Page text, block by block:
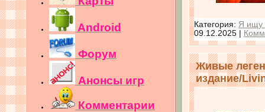
Android
Форум
Анонсы игр
Комментарии
Категория: Я ищу
09.12.2025 |
Живые
издание/